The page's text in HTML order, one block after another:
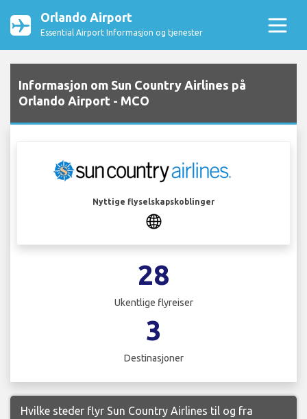
Orlando Airport
Essential Airport Informasjon og tjenester
Informasjon om Sun Country Airlines på
Orlando Airport - MCO
Nyttige flyselskapskoblinger
28
Ukentlige flyreiser
3
Destinasjoner
Hvilke steder flyr Sun Country Airlines til og fra